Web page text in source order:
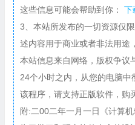
这些信息可能会帮助到你：
下
3、本站所发布的一切资源仅
述内容用于商业或者非法用途
本站信息来自网络，版权争议
24个小时之内，从您的电脑
该程序，请支持正版软件，购
附:二00二年一月一日《计算